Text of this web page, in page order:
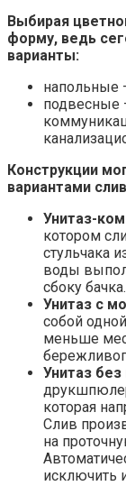
Выбирая
форму, ведь
варианты:
напольные
подвесные
Конструкции
вариантами
Унитаз-
котором
стульчака
воды
сбоку бачка.
Унитаз с
собой
меньше
Унитаз без
которая
Слив
на
исключить